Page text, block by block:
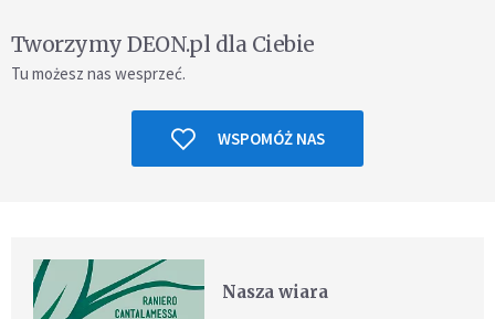
Tworzymy DEON.pl dla Ciebie
Tu możesz nas wesprzeć.
WSPOMÓŻ NAS
Nasza wiara